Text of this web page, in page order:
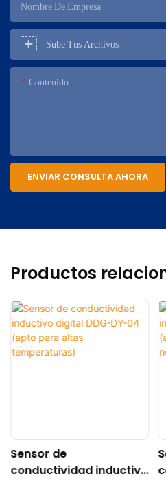
Nombre De Empresa
Sube Tus Archivos
Contenido
ENVIAR CONSULTA AHORA
Productos
Sensor de
conductividad inductivo